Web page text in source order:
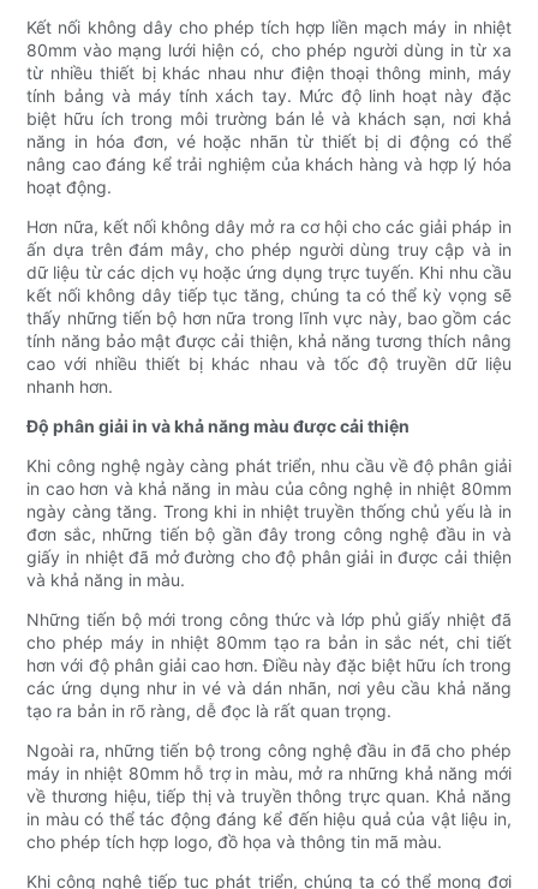
Kết nối không dây cho phép tích hợp liền mạch máy in nhiệt
80mm vào mạng lưới hiện có, cho phép người dùng in từ xa
từ nhiều thiết bị khác nhau như điện thoại thông minh, máy
tính bảng và máy tính xách tay. Mức độ linh hoạt này đặc
biệt hữu ích trong môi trường bán lẻ và khách sạn, nơi khả
năng in hóa đơn, vé hoặc nhãn từ thiết bị di động có thể
nâng cao đáng kể trải nghiệm của khách hàng và hợp lý hóa
hoạt động.
Hơn nữa, kết nối không dây mở ra cơ hội cho các giải pháp in
ấn dựa trên đám mây, cho phép người dùng truy cập và in
dữ liệu từ các dịch vụ hoặc ứng dụng trực tuyến. Khi nhu cầu
kết nối không dây tiếp tục tăng, chúng ta có thể kỳ vọng sẽ
thấy những tiến bộ hơn nữa trong lĩnh vực này, bao gồm các
tính năng bảo mật được cải thiện, khả năng tương thích nâng
cao với nhiều thiết bị khác nhau và tốc độ truyền dữ liệu
nhanh hơn.
Độ phân giải in và khả năng màu được cải thiện
Khi công nghệ ngày càng phát triển, nhu cầu về độ phân giải
in cao hơn và khả năng in màu của công nghệ in nhiệt 80mm
ngày càng tăng. Trong khi in nhiệt truyền thống chủ yếu là in
đơn sắc, những tiến bộ gần đây trong công nghệ đầu in và
giấy in nhiệt đã mở đường cho độ phân giải in được cải thiện
và khả năng in màu.
Những tiến bộ mới trong công thức và lớp phủ giấy nhiệt đã
cho phép máy in nhiệt 80mm tạo ra bản in sắc nét, chi tiết
hơn với độ phân giải cao hơn. Điều này đặc biệt hữu ích trong
các ứng dụng như in vé và dán nhãn, nơi yêu cầu khả năng
tạo ra bản in rõ ràng, dễ đọc là rất quan trọng.
Ngoài ra, những tiến bộ trong công nghệ đầu in đã cho phép
máy in nhiệt 80mm hỗ trợ in màu, mở ra những khả năng mới
về thương hiệu, tiếp thị và truyền thông trực quan. Khả năng
in màu có thể tác động đáng kể đến hiệu quả của vật liệu in,
cho phép tích hợp logo, đồ họa và thông tin mã màu.
Khi công nghệ tiếp tục phát triển, chúng ta có thể mong đợi